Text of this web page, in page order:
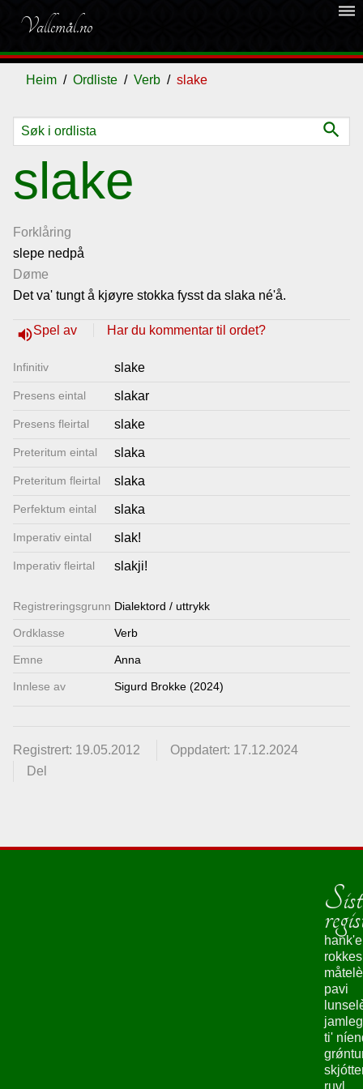
Vallemål.no
dehaze
Heim Ordliste Verb slake
search
slake
Forklåring
slepe nedpå
Døme
Det va' tungt å kjøyre stokka fysst da slaka né'å.
volume_upSpel av Har du kommentar til ordet?
Infinitiv slake
Presens eintal slakar
Presens fleirtal slake
Preteritum eintal slaka
Preteritum fleirtal slaka
Perfektum eintal slaka
Imperativ eintal slak!
Imperativ fleirtal slakji!
Registrerings­grunn Dialektord / uttrykk
Ordklasse Verb
Emne Anna
Innlese av Sigurd Brokke (2024)
Registrert: 19.05.2012
Oppdatert: 17.12.2024
Del
Ordliste
Om
vallemålet
Gjestebok
Nyhende
Lenkjer
oss
hank'e
pavi
ti'
ruvl